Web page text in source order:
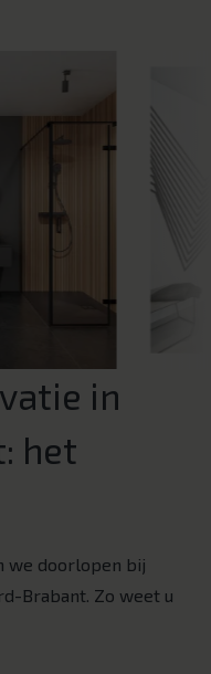
in
het
we doorlopen bij
Brabant. Zo weet u